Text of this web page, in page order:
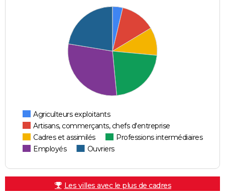
Agriculteurs exploitants
Artisans, commerçants, chefs d'entreprise
Cadres et assimilés
Professions intermédiaires
Employés
Ouvriers
Les villes avec le plus de cadres